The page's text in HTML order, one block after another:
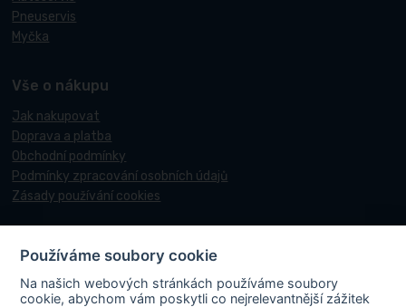
Pneuservis
Myčka
Vše o nákupu
Jak nakupovat
Doprava a platba
Obchodní podmínky
Podmínky zpracování osobních údajů
Zásady používání cookies
© 2017-2026 Pneucentrum N&N.
Webové stránky realizovalMatosoft.
Používáme soubory cookie
Na našich webových stránkách používáme soubory
cookie, abychom vám poskytli co nejrelevantnější zážitek